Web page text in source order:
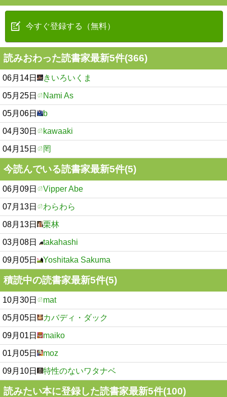
今すぐ登録する（無料）
読みおわった読書家最新5件(366)
06月14日 きいろいくま
05月25日 Nami As
05月06日 b
04月30日 kawaaki
04月15日 罔
今読んでいる読書家最新5件(5)
06月09日 Vipper Abe
07月13日 わらわら
08月13日 栗林
03月08日 takahashi
09月05日 Yoshitaka Sakuma
積読中の読書家最新5件(5)
10月30日 mat
05月05日 カバディ・ダック
09月01日 maiko
01月05日 moz
09月10日 特性のないワタナベ
読みたい本に登録した読書家最新5件(100)